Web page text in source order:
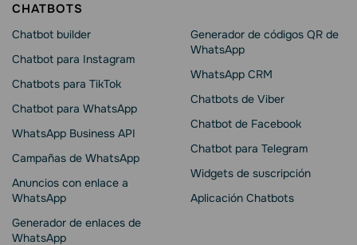
CHATBOTS
Chatbot builder
Chatbot para Instagram
Chatbots para TikTok
Chatbot para WhatsApp
WhatsApp Business API
Campañas de WhatsApp
Anuncios con enlace a
WhatsApp
Generador de enlaces de
WhatsApp
Generador de códigos QR de
WhatsApp
WhatsApp CRM
Chatbots de Viber
Chatbot de Facebook
Chatbot para Telegram
Widgets de suscripción
Aplicación Chatbots